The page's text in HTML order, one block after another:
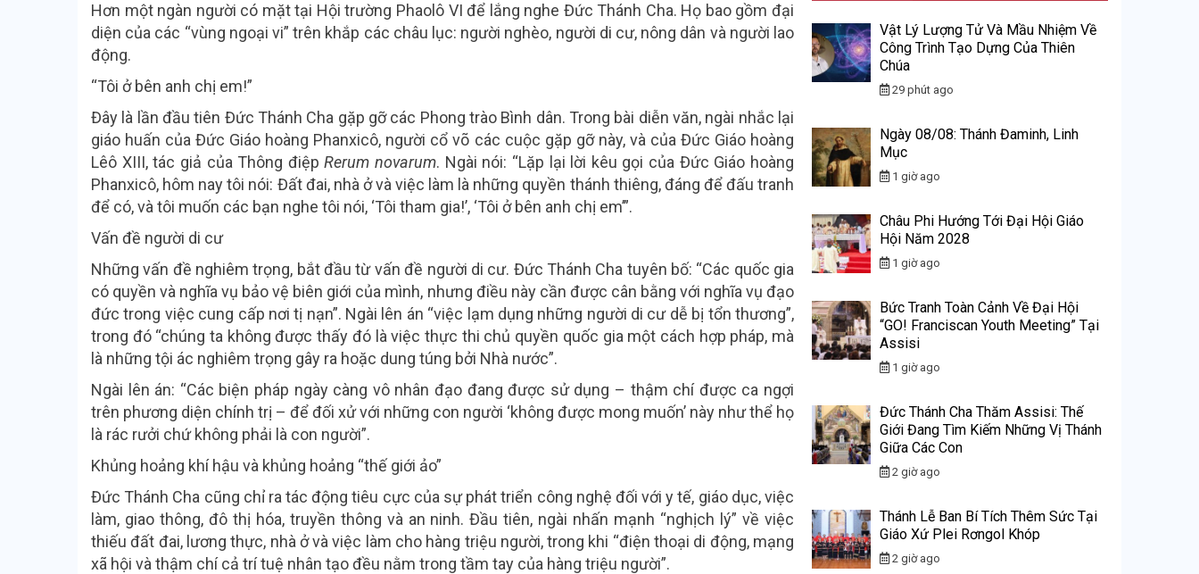
Hơn một ngàn người có mặt tại Hội trường Phaolô VI để lắng nghe Đức Thánh Cha. Họ bao gồm đại
diện của các “vùng ngoại vi” trên khắp các châu lục: người nghèo, người di cư, nông dân và người lao
động.
“Tôi ở bên anh chị em!”
Đây là lần đầu tiên Đức Thánh Cha gặp gỡ các Phong trào Bình dân. Trong bài diễn văn, ngài nhắc lại
giáo huấn của Đức Giáo hoàng Phanxicô, người cổ võ các cuộc gặp gỡ này, và của Đức Giáo hoàng
Lêô XIII, tác giả của Thông điệpRerum novarum. Ngài nói: “Lặp lại lời kêu gọi của Đức Giáo hoàng
Phanxicô, hôm nay tôi nói: Đất đai, nhà ở và việc làm là những quyền thánh thiêng, đáng để đấu tranh
để có, và tôi muốn các bạn nghe tôi nói, ‘Tôi tham gia!’, ‘Tôi ở bên anh chị em’”.
Vấn đề người di cư
Những vấn đề nghiêm trọng, bắt đầu từ vấn đề người di cư. Đức Thánh Cha tuyên bố: “Các quốc gia
có quyền và nghĩa vụ bảo vệ biên giới của mình, nhưng điều này cần được cân bằng với nghĩa vụ đạo
đức trong việc cung cấp nơi tị nạn”. Ngài lên án “việc lạm dụng những người di cư dễ bị tổn thương”,
trong đó “chúng ta không được thấy đó là việc thực thi chủ quyền quốc gia một cách hợp pháp, mà
là những tội ác nghiêm trọng gây ra hoặc dung túng bởi Nhà nước”.
Ngài lên án: “Các biện pháp ngày càng vô nhân đạo đang được sử dụng – thậm chí được ca ngợi
trên phương diện chính trị – để đối xử với những con người ‘không được mong muốn’ này như thể họ
là rác rưởi chứ không phải là con người”.
Khủng hoảng khí hậu và khủng hoảng “thế giới ảo”
Đức Thánh Cha cũng chỉ ra tác động tiêu cực của sự phát triển công nghệ đối với y tế, giáo dục, việc
làm, giao thông, đô thị hóa, truyền thông và an ninh. Đầu tiên, ngài nhấn mạnh “nghịch lý” về việc
thiếu đất đai, lương thực, nhà ở và việc làm cho hàng triệu người, trong khi “điện thoại di động, mạng
xã hội và thậm chí cả trí tuệ nhân tạo đều nằm trong tầm tay của hàng triệu người”.
Vật Lý Lượng Tử Và Mầu Nhiệm Về
Công Trình Tạo Dựng Của Thiên
Chúa
29 phút ago
Ngày 08/08: Thánh Đaminh, Linh
Mục
1 giờ ago
Châu Phi Hướng Tới Đại Hội Giáo
Hội Năm 2028
1 giờ ago
Bức Tranh Toàn Cảnh Về Đại Hội
“GO! Franciscan Youth Meeting” Tại
Assisi
1 giờ ago
Đức Thánh Cha Thăm Assisi: Thế
Giới Đang Tìm Kiếm Những Vị Thánh
Giữa Các Con
2 giờ ago
Thánh Lễ Ban Bí Tích Thêm Sức Tại
Giáo Xứ Plei Rơngol Khóp
2 giờ ago